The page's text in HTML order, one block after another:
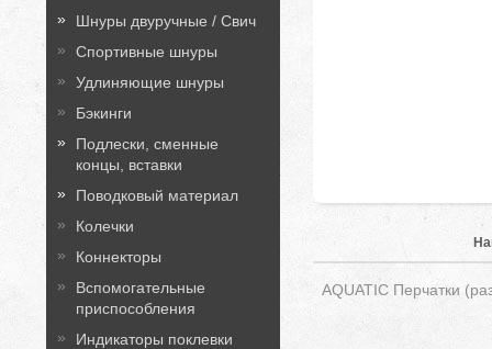
Шнуры двуручные / Свич
Спортивные шнуры
Удлиняющие шнуры
Бэкинги
Подлески, сменные
концы, вставки
Поводковый материал
Колечки
Коннекторы
Вспомогательные
приспособления
Индикаторы поклевки
AQUATIC Перчатки